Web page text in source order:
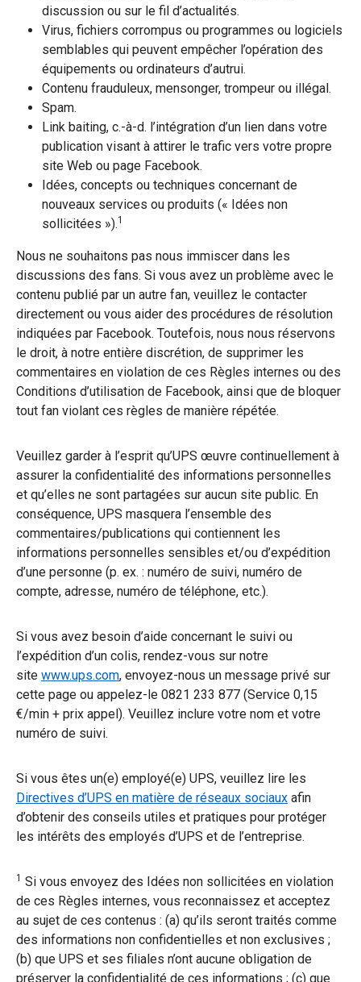
discussion ou sur le fil d’actualités.
Virus, fichiers corrompus ou programmes ou logiciels
semblables qui peuvent empêcher l’opération des
équipements ou ordinateurs d’autrui.
Contenu frauduleux, mensonger, trompeur ou illégal.
Spam.
Link baiting, c.-à-d. l’intégration d’un lien dans votre
publication visant à attirer le trafic vers votre propre
site Web ou page Facebook.
Idées, concepts ou techniques concernant de
nouveaux services ou produits (« Idées non
sollicitées »).1
Nous ne souhaitons pas nous immiscer dans les
discussions des fans. Si vous avez un problème avec le
contenu publié par un autre fan, veuillez le contacter
directement ou vous aider des procédures de résolution
indiquées par Facebook. Toutefois, nous nous réservons
le droit, à notre entière discrétion, de supprimer les
commentaires en violation de ces Règles internes ou des
Conditions d’utilisation de Facebook, ainsi que de bloquer
tout fan violant ces règles de manière répétée.
Veuillez garder à l’esprit qu’UPS œuvre continuellement à
assurer la confidentialité des informations personnelles
et qu’elles ne sont partagées sur aucun site public. En
conséquence, UPS masquera l’ensemble des
commentaires/publications qui contiennent les
informations personnelles sensibles et/ou d’expédition
d’une personne (p. ex. : numéro de suivi, numéro de
compte, adresse, numéro de téléphone, etc.).
Si vous avez besoin d’aide concernant le suivi ou
l’expédition d’un colis, rendez-vous sur notre
site www.ups.com, envoyez-nous un message privé sur
cette page ou appelez-le 0821 233 877 (Service 0,15
€/min + prix appel). Veuillez inclure votre nom et votre
numéro de suivi.
Si vous êtes un(e) employé(e) UPS, veuillez lire les
Directives d’UPS en matière de réseaux sociaux afin
d’obtenir des conseils utiles et pratiques pour protéger
les intérêts des employés d’UPS et de l’entreprise.
1 Si vous envoyez des Idées non sollicitées en violation
de ces Règles internes, vous reconnaissez et acceptez
au sujet de ces contenus : (a) qu’ils seront traités comme
des informations non confidentielles et non exclusives ;
(b) que UPS et ses filiales n’ont aucune obligation de
préserver la confidentialité de ces informations ; (c) que